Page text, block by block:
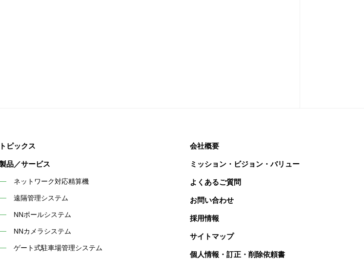
トピックス
品／サービス
ネットワーク対応精算機
遠隔管理システム
NNポールシステム
NNカメラシステム
ゲート式駐車場管理システム
会社概要
ミッション・ビジョン・バリュー
よくあるご質問
お問い合わせ
採用情報
サイトマップ
個人情報・訂正・削除依頼書